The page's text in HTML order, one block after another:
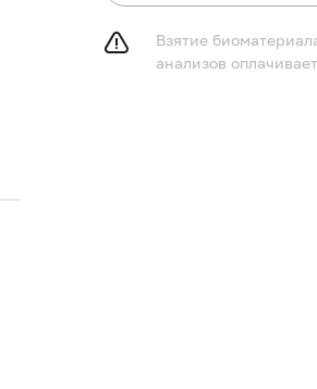
Не проводить туалет полости
Взятие
анализов